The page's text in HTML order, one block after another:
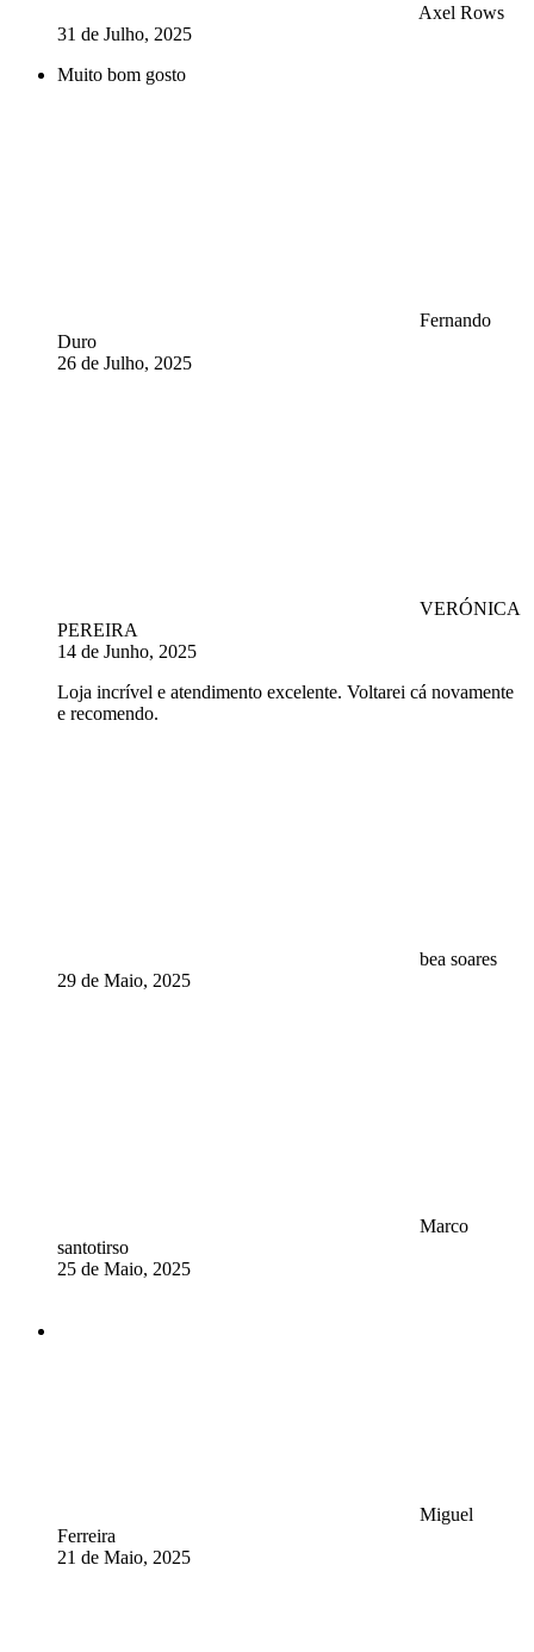
Axel Rows
31 de Julho, 2025
Muito bom gosto
Fernando
Duro
26 de Julho, 2025
VERÓNICA
PEREIRA
14 de Junho, 2025
Loja incrível e atendimento excelente. Voltarei cá novamente
e recomendo.
bea soares
29 de Maio, 2025
Marco
santotirso
25 de Maio, 2025
Miguel
Ferreira
21 de Maio, 2025